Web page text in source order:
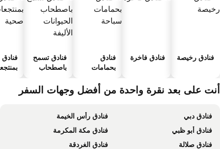
فنادق رخيصة فنادق فاخرة
فنادق
بحمامات
فنادق تسمح
باصطحاب
الأليفة
فنادق
على بعد نقرة واحدة من أفضل وجهات السفر
فنادق دبي
فنادق رأس الخيمة
فنادق أبو ظبي
فنادق مكة المكرمة
فنادق صلالة
فنادق الغردقة